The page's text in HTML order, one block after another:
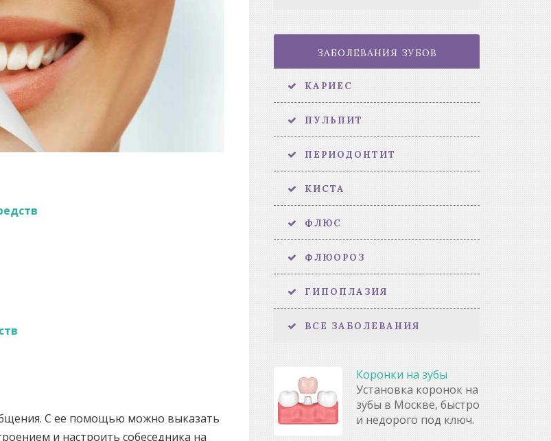
С ее помощью можно выказать
и настроить собеседника на
ЗАБОЛЕВАНИЯ ЗУБОВ
КАРИЕС
ПУЛЬПИТ
ПЕРИОДОНТИТ
КИСТА
ФЛЮС
ФЛЮОРОЗ
ГИПОПЛАЗИЯ
ВСЕ ЗАБОЛЕВАНИЯ
Коронки на зубы
Установка коронок на
зубы в Москве, быстро
и недорого под ключ.